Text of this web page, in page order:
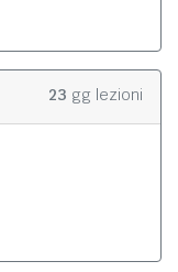
23 gg lezioni